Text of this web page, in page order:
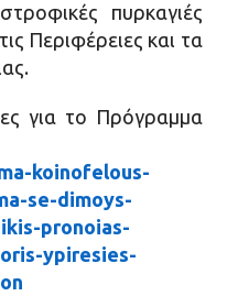
πυρκαγιές
Περιφέρειες και τα
για το Πρόγραμμα
koinofelous-
se-dimoys-
pronoias-
ypiresies-